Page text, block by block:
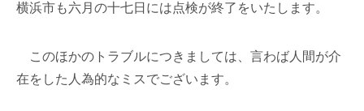
横浜市も六月の十七日には点検が終了をいたします。
このほかのトラブルにつきましては、言わば人間が介
在をした人為的なミスでございます。